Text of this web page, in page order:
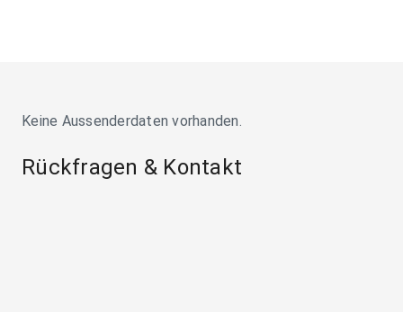
Keine Aussenderdaten vorhanden.
Rückfragen & Kontakt